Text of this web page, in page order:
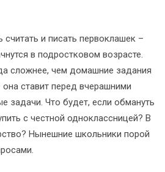
и писать первоклашек –
в подростковом возрасте.
сложнее, чем домашние задания
ставит перед вчерашними
задачи. Что будет, если обмануть
с честной одноклассницей? В
Нынешние школьники порой